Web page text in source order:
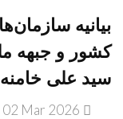
بیانیه
کشور و جبهه
سید علی
02 Mar 2026